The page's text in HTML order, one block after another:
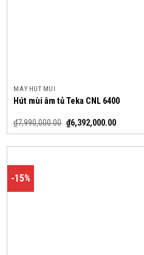
MÁY HÚT MÙI
Hút mùi âm tủ Teka CNL 6400
₫7,990,000.00 ₫6,392,000.00
-15%